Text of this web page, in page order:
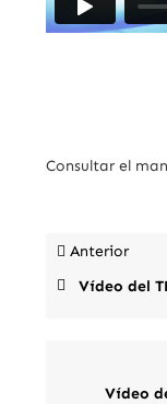
Consultar el
Anterior
Vídeo del
Vídeo